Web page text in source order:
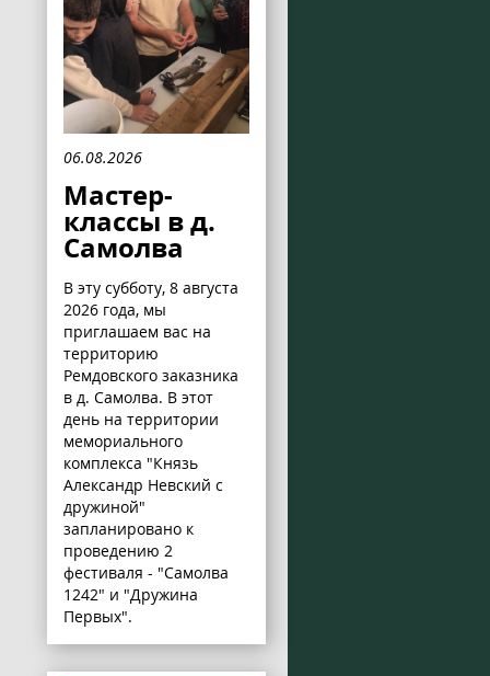
06.08.2026
Мастер-
классы в д.
Самолва
В эту субботу, 8 августа
2026 года, мы
приглашаем вас на
территорию
Ремдовского заказника
в д. Самолва. В этот
день на территории
мемориального
комплекса "Князь
Александр Невский с
дружиной"
запланировано к
проведению 2
фестиваля - "Самолва
1242" и "Дружина
Первых".